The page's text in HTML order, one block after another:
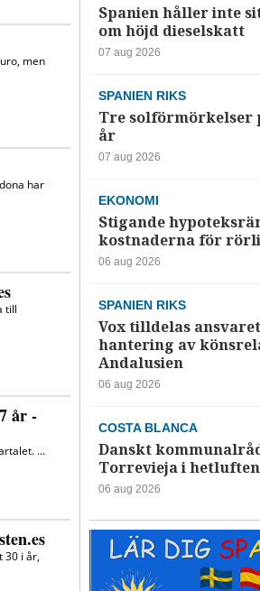
Spanien håller inte
om höjd dieselskatt
07 aug 2026
SPANIEN RIKS
Tre solförmörkelser
år
07 aug 2026
EKONOMI
Stigande
kostnaderna för
06 aug 2026
SPANIEN RIKS
Vox tilldelas
hantering av
Andalusien
06 aug 2026
COSTA BLANCA
Danskt
Torrevieja i hetluften
06 aug 2026